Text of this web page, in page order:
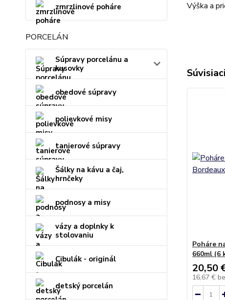
zmrzlinové poháre
PORCELÁN
Súpravy porcelánu a
kusovky
obedové súpravy
polievkové misy
tanierové súpravy
Šálky na kávu a čaj,
hrnčeky
podnosy a misy
vázy a doplnky k
stolovaniu
Cibulák - originál
detský porcelán
Výška a
Poháre
660ml (6
20,50
16,67 €